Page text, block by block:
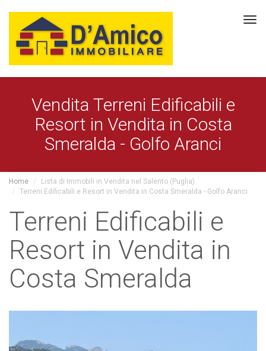
Vendita Terreni Edificabili e
Resort in Vendita in Costa
Smeralda - Golfo Aranci
Home
Lista di Immobili in Vendita nel Salento (Puglia)
Terreni Edificabili e Resort in Vendita in Costa Smeralda - Golfo Aranci
Terreni Edificabili e
Resort in Vendita in
Costa Smeralda